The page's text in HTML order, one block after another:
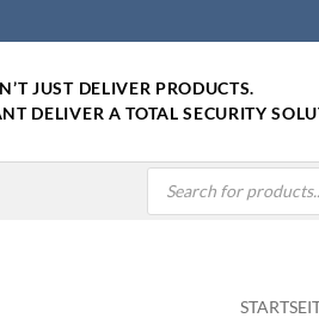
JUST DELIVER PRODUCTS.
DELIVER A TOTAL SECURITY
Products
search